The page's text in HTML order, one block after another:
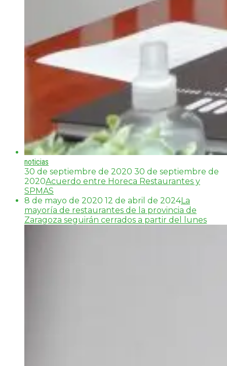
noticias
30 de septiembre de 2020 30 de septiembre de
2020Acuerdo entre Horeca Restaurantes y
SPMAS
8 de mayo de 2020 12 de abril de 2024La
mayoría de restaurantes de la provincia de
Zaragoza seguirán cerrados a partir del lunes